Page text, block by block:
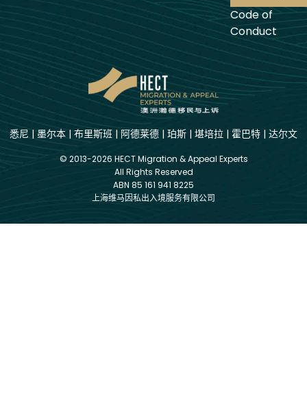
Code of
Conduct
悉尼 | 墨尔本 | 布里斯班 | 阿德莱德 | 珀斯 | 堪培拉 | 霍巴特 | 达尔文
© 2013-2026 HECT Migration & Appeal Experts
All Rights Reserved
ABN 85 161 941 8225
上海维马因私出入境服务有限公司